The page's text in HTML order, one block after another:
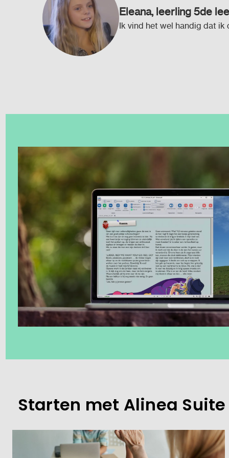
Eleana, leerling 5de
Ik vind het wel handig dat ik
Starten met Alinea Suite